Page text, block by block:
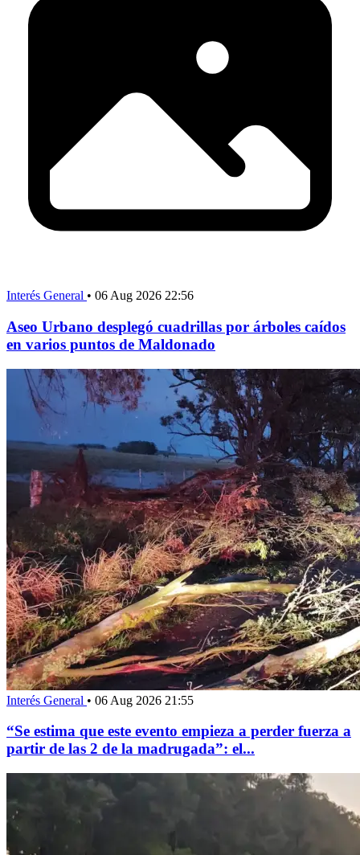
Interés General • 06 Aug 2026 22:56
Aseo Urbano desplegó cuadrillas por árboles caídos
en varios puntos de Maldonado
Interés General • 06 Aug 2026 21:55
“Se estima que este evento empieza a perder fuerza a
partir de las 2 de la madrugada”: el...